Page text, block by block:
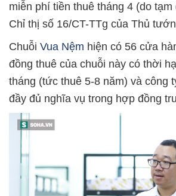
miễn phí tiền thuê tháng 4 (do
Chỉ thị số 16/CT-TTg của Thủ
Chuỗi Vua Nệm hiện có 56 cửa
đồng thuê của chuỗi này có thời
tháng (tức thuê 5-8 năm) và công
đầy đủ nghĩa vụ trong hợp đồng